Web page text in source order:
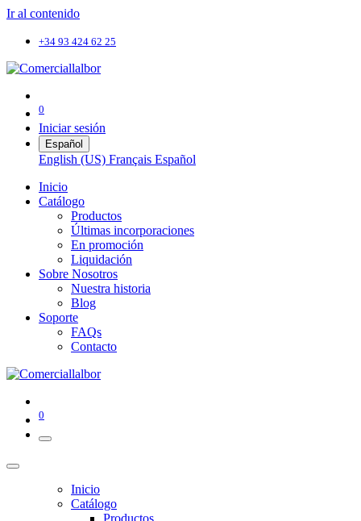
Ir al contenido
+34 93 424 62 25
0
Iniciar sesión
Español
English (US) Français Español
Inicio
Catálogo
Productos
Últimas incorporaciones
En promoción
Liquidación
Sobre Nosotros
Nuestra historia
Blog
Soporte
FAQs
Contacto
0
Inicio
Catálogo
Productos